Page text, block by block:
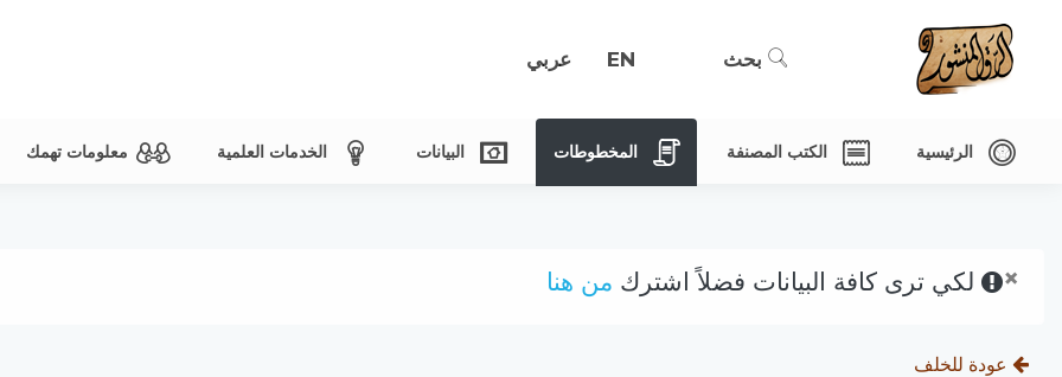
بحث EN عربي
الرئيسية الكتب المصنفة المخطوطات البيانات الخدمات العلمية معلومات تهمك
× لكي ترى كافة البيانات فضلاً اشترك من هنا
عودة للخلف